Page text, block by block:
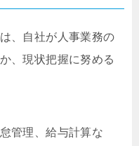
、自社が人事業務の
、現状把握に努める
管理、給与計算な